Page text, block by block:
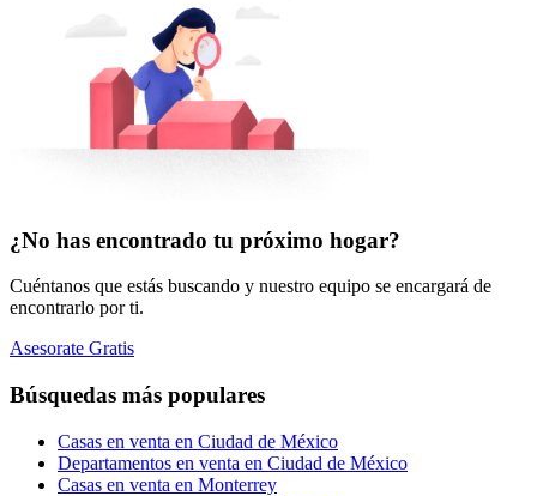
¿No has encontrado tu próximo hogar?
Cuéntanos que estás buscando y nuestro equipo se encargará de
encontrarlo por ti.
Asesorate Gratis
Búsquedas más populares
Casas en venta en Ciudad de México
Departamentos en venta en Ciudad de México
Casas en venta en Monterrey